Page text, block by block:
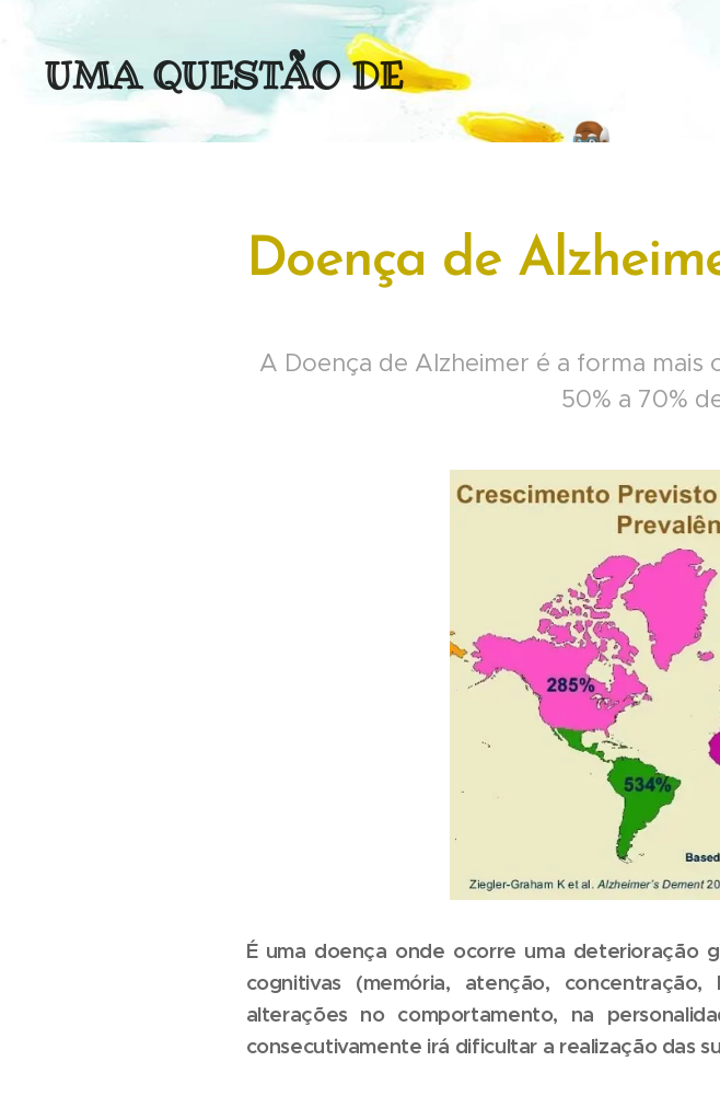
UMA QUESTÃO DE
(MENTAL)IDADE
Doença de
A Doença de Alzheimer é a forma
50% a 70%
É uma doença onde ocorre uma deterioração
cognitivas (memória, atenção,
alterações no comportamento, na
consecutivamente irá dificultar a realização das